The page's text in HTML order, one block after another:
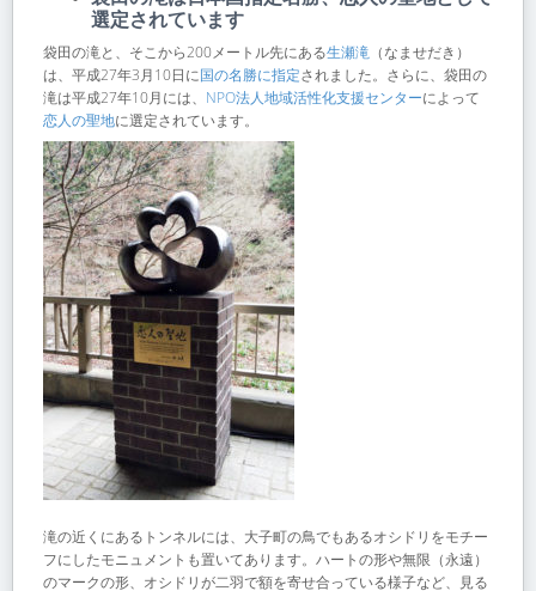
選定されています
袋田の滝と、そこから200メートル先にある生瀬滝 （なませだき）
は、平成27年3月10日に国の名勝に指定されました。さらに、袋田の
滝は平成27年10月には、 NPO法人地域活性化支援センターによって
恋人の聖地に選定されています。
滝の近くにあるトンネルには、大子町の鳥でもあるオシドリをモチー
フにしたモニュメントも置いてあります。ハートの形や無限（永遠）
のマークの形、オシドリが二羽で額を寄せ合っている様子など、見る